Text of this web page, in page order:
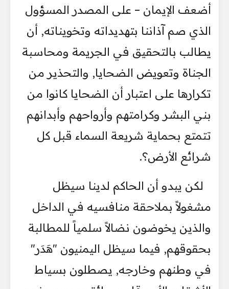
أضعف الإيمان – على المصدر المسؤول
الذي صم آذاننا بتهديداته وتخويناته, أن
يطالب بالتحقيق في الجريمة ومحاسبة
الجناة وتعويض الضحايا, والتحذير من
تكرارها على اعتبار أن الضحايا كانوا من
بني البشر وكرامتهم وأرواحهم وأبدانهم
تتمتع بحماية شريعة السماء قبل كل
شرائع الأرض؟.
لكن يبدو أن الحاكم لدينا سيظل
مشغولاً بملاحقة منافسيه في الداخل
والذين يخوضون نضالاً سلمياً للمطالبة
بحقوقهم, فيما سيظل اليمنيون "هَدَر"
في وطنهم وخارجه, يصطلون بسياط